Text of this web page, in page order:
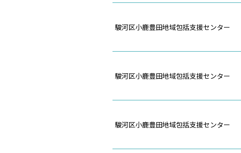
駿河区小鹿豊田地域包括支援センター
駿河区小鹿豊田地域包括支援センター
駿河区小鹿豊田地域包括支援センター